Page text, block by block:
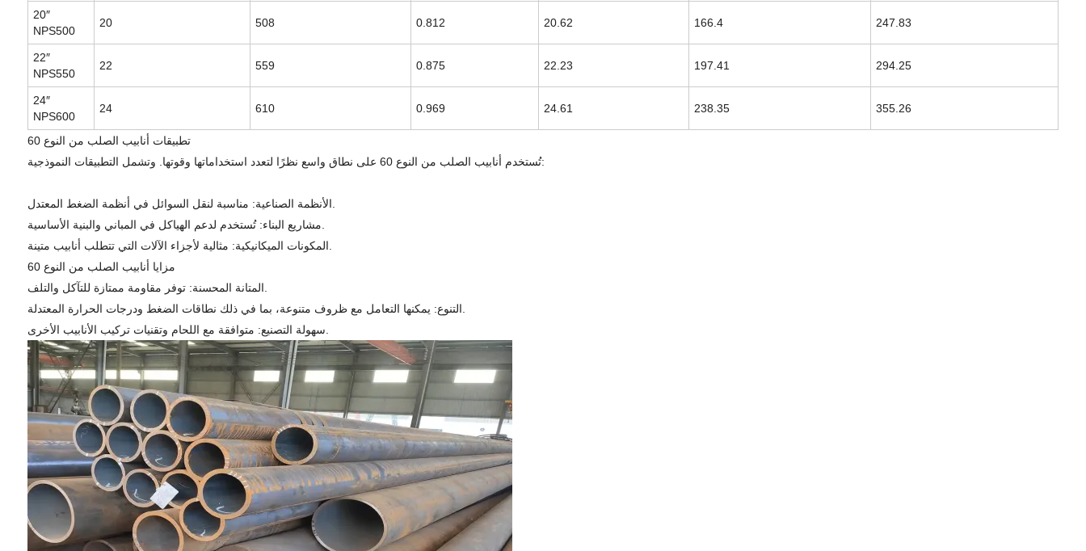
20″
NPS500
20 508 0.812 20.62 166.4 247.83
22″
NPS550
22 559 0.875 22.23 197.41 294.25
24″
NPS600
24 610 0.969 24.61 238.35 355.26
تطبيقات أنابيب الصلب من النوع 60
تُستخدم أنابيب الصلب من النوع 60 على نطاق واسع نظرًا لتعدد استخداماتها وقوتها. وتشمل التطبيقات النموذجية:
مزايا أنابيب الصلب من النوع 60